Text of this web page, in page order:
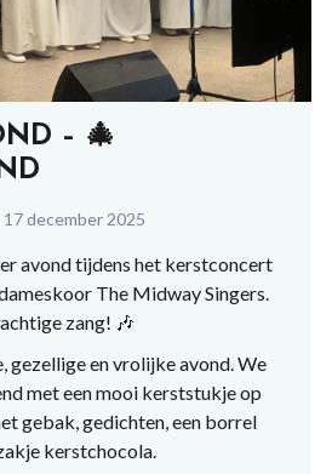
– 🎄
17 december 2025
avond tijdens het kerstconcert
The Midway Singers.
zang! 🎶
gezellige en vrolijke avond. We
met een mooi kerststukje op
gebak, gedichten, een borrel
kerstchocola.